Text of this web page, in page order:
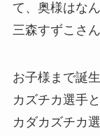
て、奥様はな
三森すずこさ
お子様まで誕
カズチカ選手
カダカズチカ